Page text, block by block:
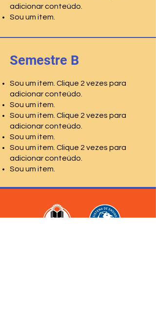
adicionar conteúdo.
Sou um item.
Semestre B
Sou um item. Clique 2 vezes para
adicionar conteúdo.
Sou um item.
Sou um item. Clique 2 vezes para
adicionar conteúdo.
Sou um item.
Sou um item. Clique 2 vezes para
adicionar conteúdo.
Sou um item.